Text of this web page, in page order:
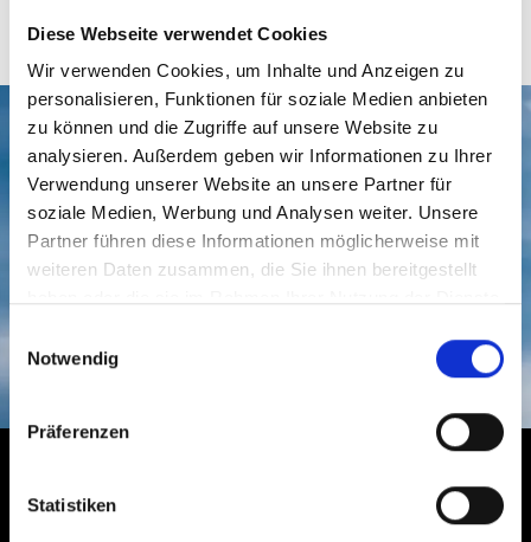
Diese Webseite verwendet Cookies
Wir verwenden Cookies, um Inhalte und Anzeigen zu
personalisieren, Funktionen für soziale Medien anbieten
zu können und die Zugriffe auf unsere Website zu
analysieren. Außerdem geben wir Informationen zu Ihrer
Verwendung unserer Website an unsere Partner für
soziale Medien, Werbung und Analysen weiter. Unsere
Partner führen diese Informationen möglicherweise mit
weiteren Daten zusammen, die Sie ihnen bereitgestellt
Einwilligungsauswahl
Notwendig
Präferenzen
Statistiken
Lassen Sie uns über Ihr Projekt unterhalten,
– Rufen Sie
inspirieren und folgen